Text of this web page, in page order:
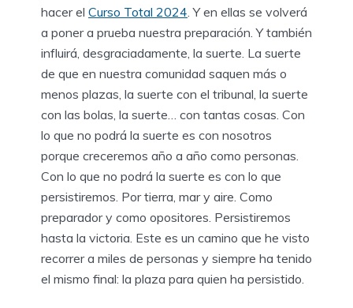
hacer el Curso Total 2024 . Y en ellas se volverá
a poner a prueba nuestra preparación. Y también
influirá, desgraciadamente, la suerte. La suerte
de que en nuestra comunidad saquen más o
menos plazas, la suerte con el tribunal, la suerte
con las bolas, la suerte… con tantas cosas. Con
lo que no podrá la suerte es con nosotros
porque creceremos año a año como personas.
Con lo que no podrá la suerte es con lo que
persistiremos. Por tierra, mar y aire. Como
preparador y como opositores. Persistiremos
hasta la victoria. Este es un camino que he visto
recorrer a miles de personas y siempre ha tenido
el mismo final: la plaza para quien ha persistido.